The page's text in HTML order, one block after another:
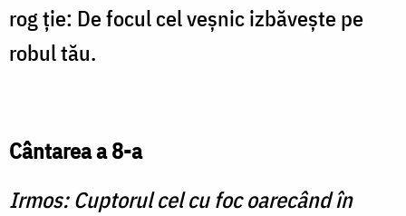
rog ţie: De focul cel veşnic izbăveşte pe
robul tău.
Cântarea a 8-a
Irmos: Cuptorul cel cu foc oarecând în